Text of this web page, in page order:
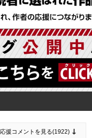
応援コメントを見る(1922)